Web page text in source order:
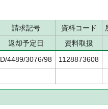
請求記号 資料コード
返却予定日
資料取扱
D/4489/3076/98
1128873608